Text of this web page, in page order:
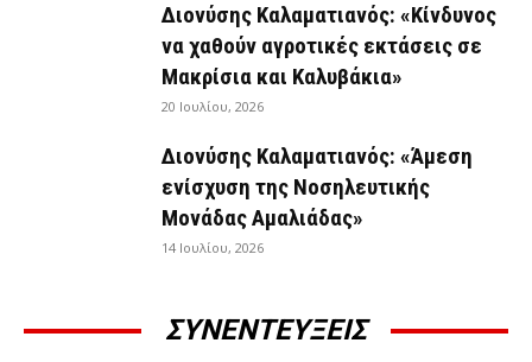
Διονύσης Καλαματιανός: «Κίνδυνος
να χαθούν αγροτικές εκτάσεις σε
Μακρίσια και Καλυβάκια»
20 Ιουλίου, 2026
Διονύσης Καλαματιανός: «Άμεση
ενίσχυση της Νοσηλευτικής
Μονάδας Αμαλιάδας»
14 Ιουλίου, 2026
ΣΥΝΕΝΤΕΥΞΕΙΣ
ΣΥΝΕΝΤΕΎΞΕΙΣ